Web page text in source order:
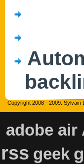
Copyright 2008 - 2009. Sylvain
adobe air
rss geek